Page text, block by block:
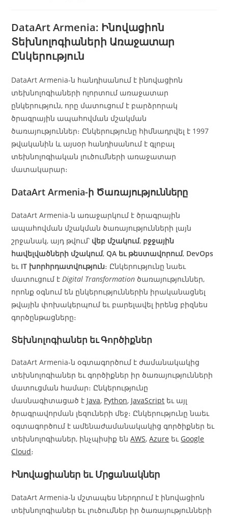
DataArt Armenia: Ինովացիոն
Տեխնոլոգիաների Առաջատար
Ընկերություն
DataArt Armenia-ն հանդիսանում է ինովացիոն
տեխնոլոգիաների ոլորտում առաջատար
ընկերություն, որը մատուցում է բարձրորակ
ծրագրային ապահովման մշակման
ծառայություններ։ Ընկերությունը հիմնադրվել է 1997
թվականին և այսօր հանդիսանում է գլոբալ
տեխնոլոգիական լուծումների առաջատար
մատակարար։
DataArt Armenia-ի Ծառայությունները
DataArt Armenia-ն առաջարկում է ծրագրային
ապահովման մշակման ծառայությունների լայն
շրջանակ, այդ թվում՝ վեբ մշակում, բջջային
հավելվածների մշակում,QA եւ թեստավորում, DevOps
եւ IT խորհրդատվություն։ Ընկերությունը նաեւ
մատուցում է Digital Transformation ծառայություններ,
որոնք օգնում են ընկերություններին իրականացնել
թվային փոխակերպում եւ բարելավել իրենց բիզնես
գործընթացները։
Տեխնոլոգիաներ եւ Գործիքներ
DataArt Armenia-ն օգտագործում է ժամանակակից
տեխնոլոգիաներ եւ գործիքներ իր ծառայությունների
մատուցման համար։ Ընկերությունը
մասնագիտացած է Java, Python, JavaScript եւ այլ
ծրագրավորման լեզուների մեջ։ Ընկերությունը նաեւ
օգտագործում է ամենաժամանակակից գործիքներ եւ
տեխնոլոգիաներ, ինչպիսիք ենAWS,Azure եւ Google
Cloud։
Ինովացիաներ եւ Մրցանակներ
DataArt Armenia-ն մշտապես ներդրում է ինովացիոն
տեխնոլոգիաներ եւ լուծումներ իր ծառայությունների